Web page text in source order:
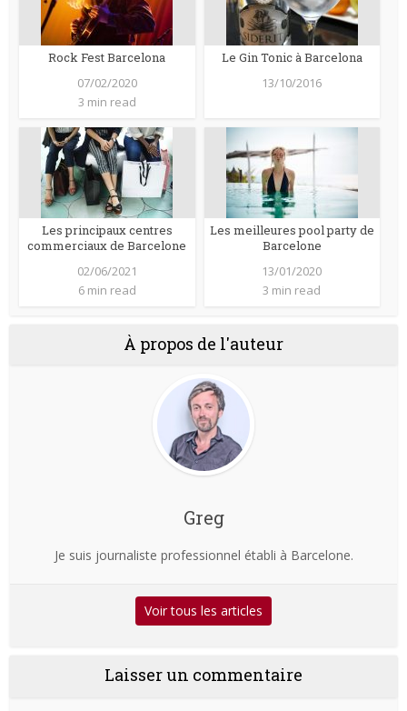
Rock Fest Barcelona
07/02/2020
3 min read
Le Gin Tonic à Barcelona
13/10/2016
Les principaux centres
commerciaux de Barcelone
02/06/2021
6 min read
Les meilleures pool party de
Barcelone
13/01/2020
3 min read
À propos de l'auteur
Greg
Je suis journaliste professionnel établi à Barcelone.
Voir tous les articles
Laisser un commentaire